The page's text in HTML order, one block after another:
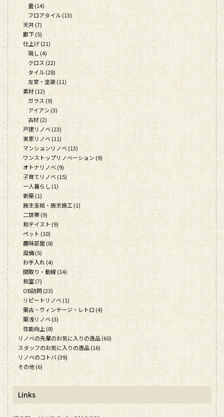
畳 (14)
フロアタイル (13)
天井 (7)
廊下 (5)
仕上げ (21)
現し (4)
クロス (22)
タイル (28)
左官・塗装 (11)
素材 (12)
ガラス (9)
アイアン (3)
古材 (2)
戸建リノベ (23)
実家リノベ (11)
マンションリノベ (13)
ワンストップリノベーション (9)
オトナリノベ (9)
子育てリノベ (15)
一人暮らし (1)
新築 (1)
施主支給・施主施工 (1)
二世帯 (9)
和テイスト (9)
ペット (10)
趣味部屋 (8)
設備 (5)
お手入れ (4)
間取り・動線 (14)
和室 (7)
OB訪問 (23)
リピートリノベ (1)
築古・ヴィンテージ・レトロ (4)
築浅リノベ (3)
性能向上 (8)
リノベの先輩のお気に入りの逸品 (60)
スタッフのお気に入りの逸品 (16)
リノベのコトバ (39)
その他 (6)
Links